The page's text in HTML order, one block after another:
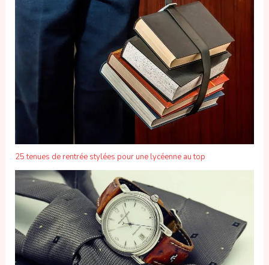
25 tenues de rentrée stylées pour une lycéenne au top